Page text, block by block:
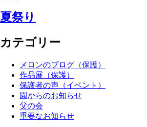
夏祭り
カテゴリー
メロンのブログ（保護）
作品展（保護）
保護者の声（イベント）
園からのお知らせ
父の会
重要なお知らせ